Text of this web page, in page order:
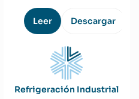
Leer Descargar
Refrigeración Industrial